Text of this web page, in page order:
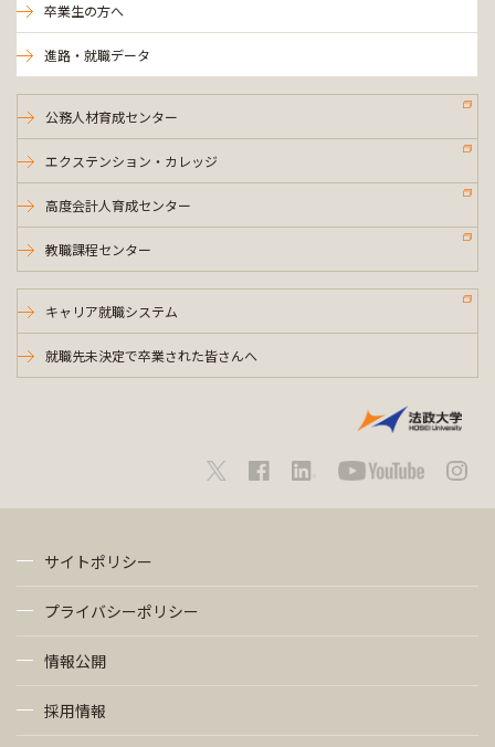
卒業生の方へ
進路・就職データ
公務人材育成センター
エクステンション・カレッジ
高度会計人育成センター
教職課程センター
キャリア就職システム
就職先未決定で卒業された皆さんへ
サイトポリシー
プライバシーポリシー
情報公開
採用情報